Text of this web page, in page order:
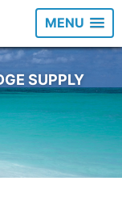
MENU
SUPPLY